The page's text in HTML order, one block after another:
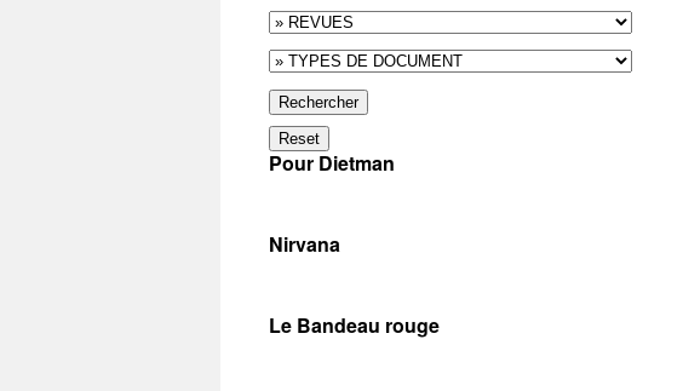
Rechercher
Reset
Pour Dietman
Nirvana
Le Bandeau rouge